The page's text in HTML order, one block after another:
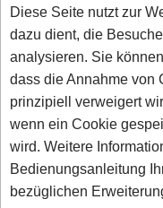
Diese Seite nutzt zur
dazu dient, die
analysieren. Sie
dass die Annahme von
prinzipiell verweigert
wenn ein Cookie
wird. Weitere
Bedienungsanleitung
bezüglichen